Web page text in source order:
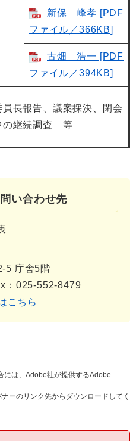
新保 峰孝 [PDF
ファイル／366KB]
古畑 浩一 [PDF
ファイル／394KB]
員長報告、議案採決、閉会
の継続調査 等
い合わせ先
5 庁舎5階
：025-552-8479
こちら
には、Adobe社が提供するAdobe
ーのリンク先からダウンロードしてく